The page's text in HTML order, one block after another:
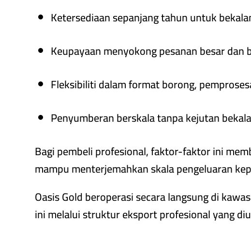
Ketersediaan sepanjang tahun untuk
Keupayaan menyokong pesanan besar dan
Fleksibiliti dalam format borong,
Penyumberan berskala tanpa kejutan
Bagi pembeli profesional, faktor-faktor ini
mampu menterjemahkan skala pengeluaran
Oasis Gold beroperasi secara langsung di
ini melalui struktur eksport profesional yang